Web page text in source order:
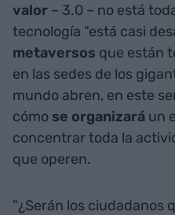
valor – 3.0 – no está
tecnología "está casi
metaversos que están
en las sedes de los
mundo abren, en este
cómo se organizará un
concentrar toda la
que operen.
"¿Serán los ciudadanos